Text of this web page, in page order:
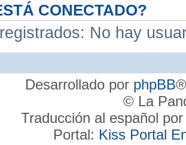
CONECTADO?
No hay
Desarrollado por phpBB
© La
Traducción al español
Portal: Kiss Portal